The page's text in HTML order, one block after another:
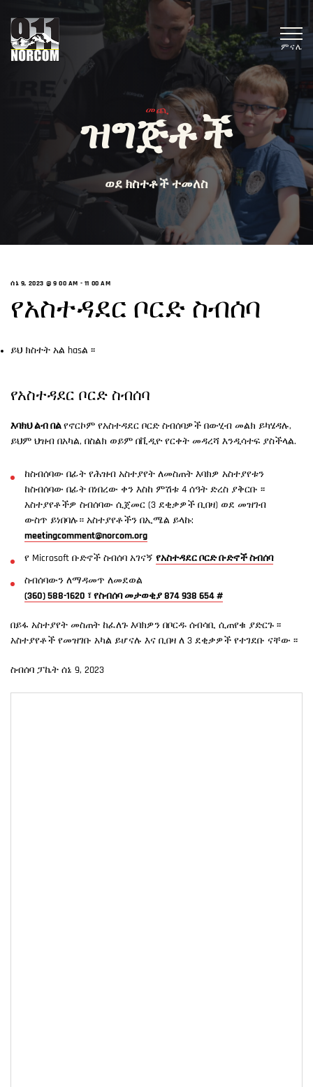
ምናሌ
መጪ
ዝግጅቶች
ወደ ክስተቶች ተመለስ
ሰኔ 9, 2023 @ 9 00 AM - 11 00 AM
የአስተዳደር ቦርድ ስብሰባ
ይህ ክስተት አል hasል ፡፡
የአስተዳደር ቦርድ ስብሰባ
እባክህ ልብ በል የኖርኮም የአስተዳደር ቦርድ ስብሰባዎች በውሂብ መልክ ይካሄዳሉ,
ይህም ህዝብ በአካል, በስልክ ወይም በቪዲዮ የርቀት መዳረሻ እንዲሳተፍ ያስችላል.
ከስብሰባው በፊት የሕዝብ አስተያየት ለመስጠት እባክዎ አስተያየቱን
ከስብሰባው በፊት በነበረው ቀን እስከ ምሽቱ 4 ሰዓት ድረስ ያቅርቡ ፡፡
አስተያየቶችዎ ስብሰባው ሲጀመር (3 ደቂቃዎች ቢበዛ) ወደ መዝገብ
ውስጥ ይነበባሉ። አስተያየቶችን በኢሜል ይላኩ:
meetingcomment@norcom.org
የ Microsoft ቡድኖች ስብሰባ አገናኝ የአስተዳደር ቦርድ ቡድኖች ስብሰባ
ስብሰባውን ለማዳመጥ ለመደወል
(360) 588-1620 ፣ የስብሰባ መታወቂያ 874 938 654 #
በይፋ አስተያየት መስጠት ከፈለጉ እባክዎን በቦርዱ ሰብሳቢ ሲጠየቁ ያድርጉ ፡፡
አስተያየቶች የመዝገቡ አካል ይሆናሉ እና ቢበዛ ለ 3 ደቂቃዎች የተገደቡ ናቸው ፡፡
ስብሰባ ፓኬት ሰኔ 9, 2023